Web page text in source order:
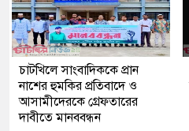
চাটখিলে সাংবাদিককে প্রান
নাশের হুমকির প্রতিবাদে ও
আসামীদেরকে গ্রেফতারের
দাবীতে মানববন্ধন